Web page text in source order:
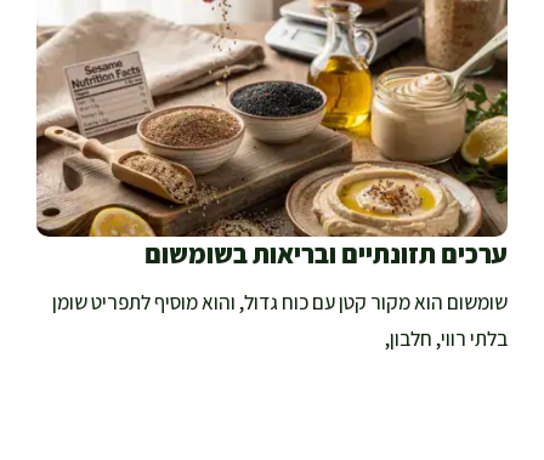
ערכים תזונתיים ובריאות בשומשום
שומשום הוא מקור קטן עם כוח גדול, והוא מוסיף לתפריט שומן
בלתי רווי, חלבון,